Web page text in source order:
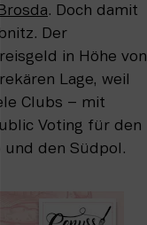
. Doch damit
Der
in Höhe von
Lage, weil
Clubs – mit
Voting für den
und den Südpol.